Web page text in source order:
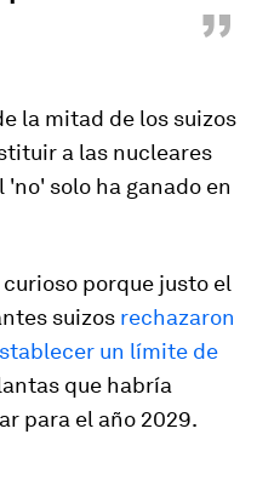
”
la mitad de los suizos
a las nucleares
solo ha ganado en
porque justo el
suizos rechazaron
un límite de
que habría
para el año 2029.